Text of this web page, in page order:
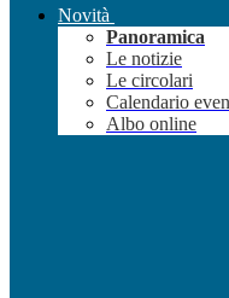
Novità
Panoramica
Le notizie
Le circolari
Calendario
Albo online